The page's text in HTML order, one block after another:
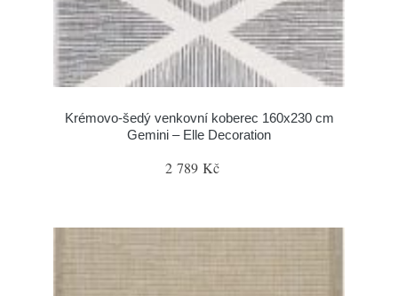
Krémovo-šedý venkovní koberec 160x230 cm
Gemini – Elle Decoration
2 789 Kč